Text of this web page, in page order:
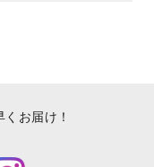
お届け！